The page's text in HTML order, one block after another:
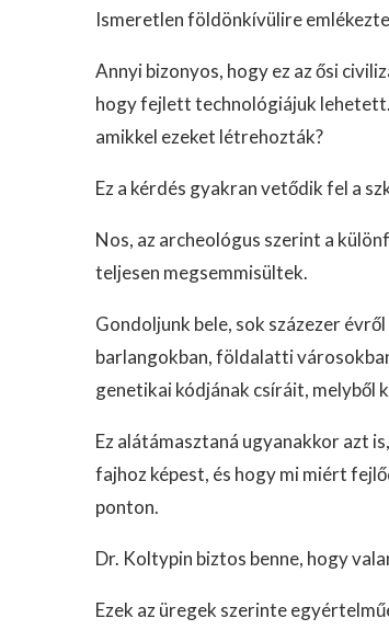
Ismeretlen földönkívülire
Annyi bizonyos, hogy ez az ősi
hogy fejlett technológiájuk lehetett.
amikkel ezeket létrehozták?
Ez a kérdés gyakran vetődik fel a
Nos, az archeológus szerint a
teljesen megsemmisültek.
Gondoljunk bele, sok százezer
barlangokban, földalatti
genetikai kódjának csíráit, melyből
Ez alátámasztaná ugyanakkor azt
fajhoz képest, és hogy mi miért
ponton.
Dr. Koltypin biztos benne, hogy
Ezek az üregek szerinte